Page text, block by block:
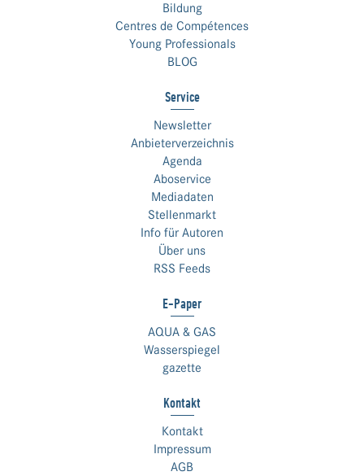
Bildung
Centres de Compétences
Young Professionals
BLOG
Service
Newsletter
Anbieterverzeichnis
Agenda
Aboservice
Mediadaten
Stellenmarkt
Info für Autoren
Über uns
RSS Feeds
E-Paper
AQUA & GAS
Wasserspiegel
gazette
Kontakt
Kontakt
Impressum
AGB